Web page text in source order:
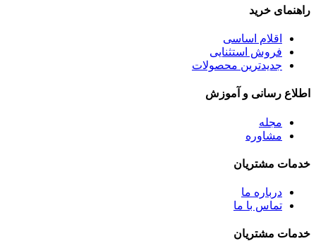
راهنمای خرید
اقلام اساسی
فروش استثنایی
جدیدترین محصولات
اطلاع رسانی و آموزش
مجله
مشاوره
خدمات مشتریان
درباره ما
تماس با ما
خدمات مشتریان